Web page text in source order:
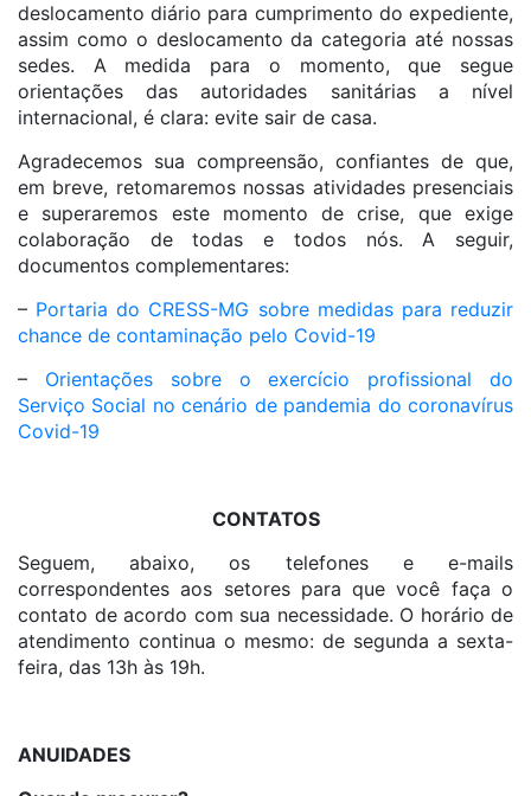
deslocamento diário para cumprimento do expediente,
assim como o deslocamento da categoria até nossas
sedes. A medida para o momento, que segue
orientações das autoridades sanitárias a nível
internacional, é clara: evite sair de casa.
Agradecemos sua compreensão, confiantes de que,
em breve, retomaremos nossas atividades presenciais
e superaremos este momento de crise, que exige
colaboração de todas e todos nós. A seguir,
documentos complementares:
– Portaria do CRESS-MG sobre medidas para reduzir
chance de contaminação pelo Covid-19
– Orientações sobre o exercício profissional do
Serviço Social no cenário de pandemia do coronavírus
Covid-19
CONTATOS
Seguem, abaixo, os telefones e e-mails
correspondentes aos setores para que você faça o
contato de acordo com sua necessidade. O horário de
atendimento continua o mesmo: de segunda a sexta-
feira, das 13h às 19h.
ANUIDADES